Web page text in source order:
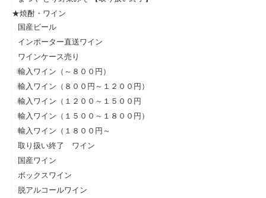
★焼酎・ワイン
国産ビール
インポーター直送ワイン
ワインケース売り
輸入ワイン（～８００円）
輸入ワイン（８００円～１２００円）
輸入ワイン（１２００～１５００円
輸入ワイン（１５００～１８００円）
輸入ワイン（１８００円～
取り扱い終了 ワイン
国産ワイン
ボックスワイン
脱アルコールワイン